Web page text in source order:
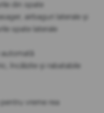
din spate
airbaguri laterale și
spate laterale
încălzite și rabatabile
vreme rea